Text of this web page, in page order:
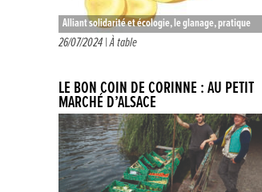
Alliant solidarité et écologie, le glanage, pratique
ancestrale consistant à récupérer les produits de la
26/07/2024 |À table
LE BON COIN DE CORINNE : AU PETIT
MARCHÉ D’ALSACE